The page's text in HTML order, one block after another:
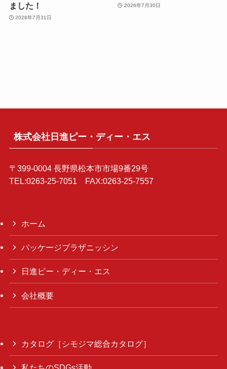
ました！
2026年7月31日
2026年7月30日
株式会社日進ピー・ディー・エス
〒399-0004 長野県松本市市場9番29号
TEL:0263-25-7051 FAX:0263-25-7557
ホーム
パッケージプラザニッシン
日進ピー・ディー・エス
会社概要
カタログ［シモジマ総合カタログ］